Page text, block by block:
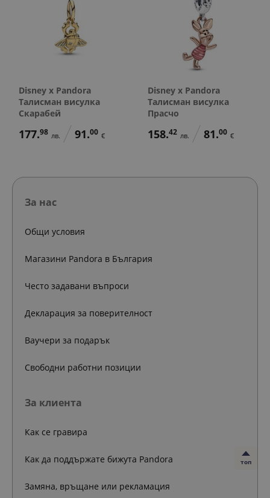
Disney x Pandora
Талисман висулка
Скарабей
177.98 лв. 91.00 €
Disney x Pandora
Талисман висулка
Прасчо
158.42 лв. 81.00 €
топ
За нас
Общи условия
Магазини Pandora в България
Често задавани въпроси
Декларация за поверителност
Ваучери за подарък
Свободни работни позиции
За клиента
Как се гравира
Как да поддържате бижута Pandora
Замяна, връщане или рекламация